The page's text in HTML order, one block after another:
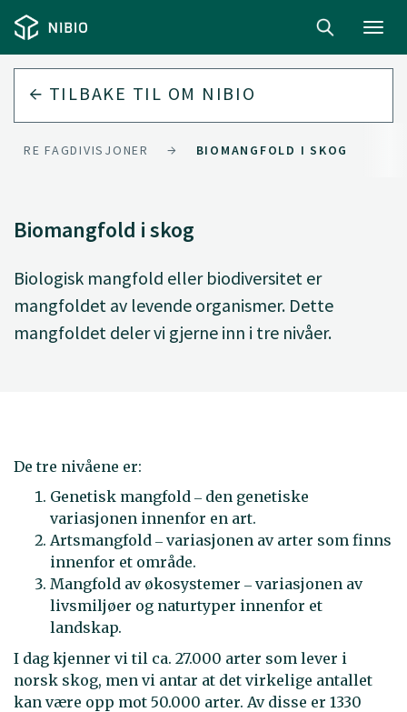
TILBAKE TIL OM NIBIO
VÅRE FAGDIVISJONER BIOMANGFOLD I SKOG
Biomangfold i skog
Biologisk mangfold eller biodiversitet er
mangfoldet av levende organismer. Dette
mangfoldet deler vi gjerne inn i tre nivåer.
De tre nivåene er:
Genetisk mangfold ‒ den genetiske
variasjonen innenfor en art.
Artsmangfold ‒ variasjonen av arter som finns
innenfor et område.
Mangfold av økosystemer ‒ variasjonen av
livsmiljøer og naturtyper innenfor et
landskap.
I dag kjenner vi til ca. 27.000 arter som lever i
norsk skog, men vi antar at det virkelige antallet
kan være opp mot 50.000 arter. Av disse er 1330